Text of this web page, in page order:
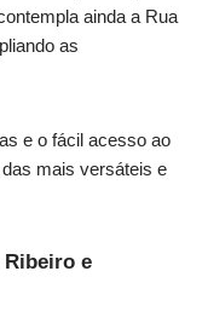
ainda a Rua
as
e o fácil acesso ao
mais versáteis e
Ribeiro e